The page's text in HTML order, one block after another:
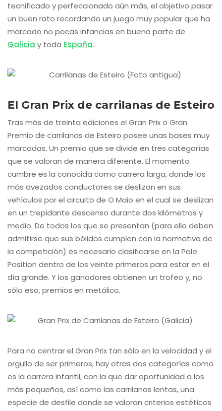
tecnificado y perfeccionado aún más, el objetivo pasar
un buen rato recordando un juego muy popular que ha
marcado no pocas infancias en buena parte de
Galicia y toda España.
El Gran Prix de carrilanas de Esteiro
Tras más de treinta ediciones el Gran Prix o Gran
Premio de carrilanas de Esteiro posee unas bases muy
marcadas. Un premio que se divide en tres categorías
que se valoran de manera diferente. El momento
cumbre es la conocida como carrera larga, donde los
más avezados conductores se deslizan en sus
vehículos por el circuito de O Maio en el cual se deslizan
en un trepidante descenso durante dos kilómetros y
medio. De todos los que se presentan (para ello deben
admitirse que sus bólidos cumplen con la normativa de
la competición) es necesario clasificarse en la Pole
Position dentro de los veinte primeros para estar en el
día grande. Y los ganadores obtienen un trofeo y, no
sólo eso, premios en metálico.
Para no centrar el Gran Prix tan sólo en la velocidad y el
orgullo de ser primeros, hay otras dos categorías como
es la carrera infantil, con la que dar oportunidad a los
más pequeños, así como las carrilanas lentas, una
especie de desfile donde se valoran criterios estéticos